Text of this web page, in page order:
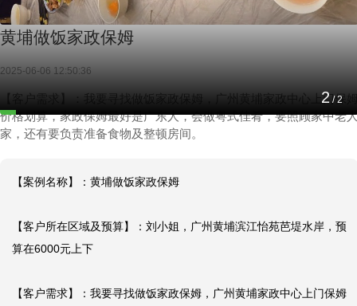
1 /2
黄埔做饭家政保姆
2025-06-06 12:50:36
【客户需求】：我要寻找做饭家政保姆，广州黄埔家政中心上门保
价格划算，家政保姆最好是广东人，会做粤式佳肴，要照顾家中老
家，还有要负责准备食物及整顿房间。
【案例名称】：黄埔做饭家政保姆
【客户所在区域及预算】：刘小姐，广州黄埔滨江怡苑芭堤水岸，预
算在6000元上下
【客户需求】：我要寻找做饭家政保姆，广州黄埔家政中心上门保姆